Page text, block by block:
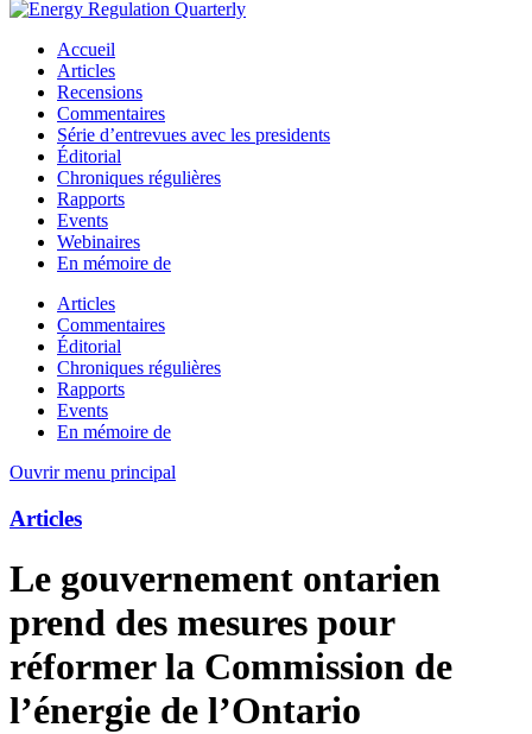
Accueil
Articles
Recensions
Commentaires
Série d’entrevues avec les presidents
Éditorial
Chroniques régulières
Rapports
Events
Webinaires
En mémoire de
Articles
Commentaires
Éditorial
Chroniques régulières
Rapports
Events
En mémoire de
Ouvrir menu principal
Articles
Le gouvernement ontarien
prend des mesures pour
réformer la Commission de
l’énergie de l’Ontario